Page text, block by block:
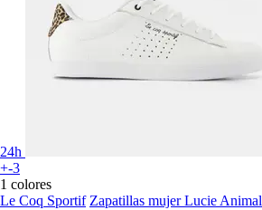
24h
+-3
1 colores
Le Coq Sportif Zapatillas mujer Lucie Animal